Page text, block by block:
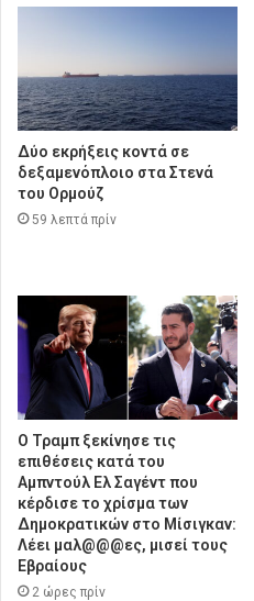
Δύο εκρήξεις κοντά σε
δεξαμενόπλοιο στα Στενά
του Ορμούζ
59 λεπτά πρίν
O Τραμπ ξεκίνησε τις
επιθέσεις κατά του
Αμπντούλ Ελ Σαγέντ που
κέρδισε το χρίσμα των
Δημοκρατικών στο Μίσιγκαν:
Λέει μαλ@@@ες, μισεί τους
Εβραίους
2 ώρες πρίν